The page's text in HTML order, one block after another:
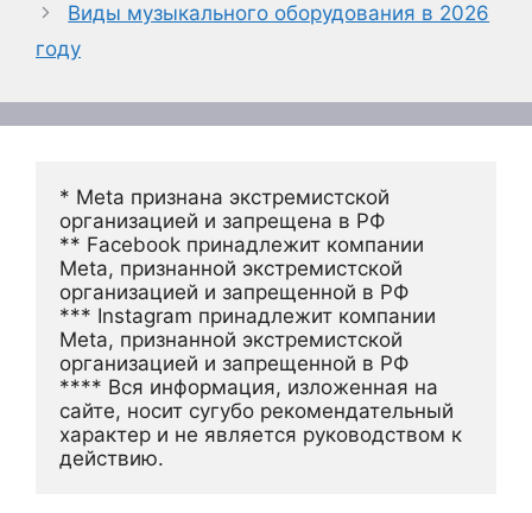
Виды музыкального оборудования в 2026
году
* Meta признана экстремистской
организацией и запрещена в РФ
** Facebook принадлежит компании
Meta, признанной экстремистской
организацией и запрещенной в РФ
*** Instagram принадлежит компании
Meta, признанной экстремистской
организацией и запрещенной в РФ
**** Вся информация, изложенная на
сайте, носит сугубо рекомендательный
характер и не является руководством к
действию.